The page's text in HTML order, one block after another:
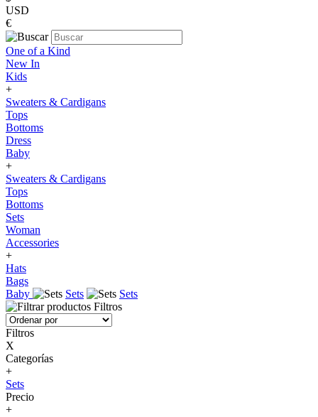
USD
€
One of a Kind
New In
Kids
+
Sweaters & Cardigans
Tops
Bottoms
Dress
Baby
+
Sweaters & Cardigans
Tops
Bottoms
Sets
Woman
Accessories
+
Hats
Bags
Baby
Sets
Sets
Filtros
Filtros
X
Categorías
+
Sets
Precio
+